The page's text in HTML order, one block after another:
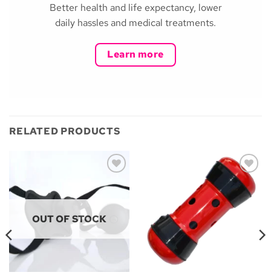
Better health and life expectancy, lower
daily hassles and medical treatments.
Learn more
RELATED PRODUCTS
Ajouter
à la liste
souhaits
OUT OF STOCK
Ajouter
à la liste
de
souhaits